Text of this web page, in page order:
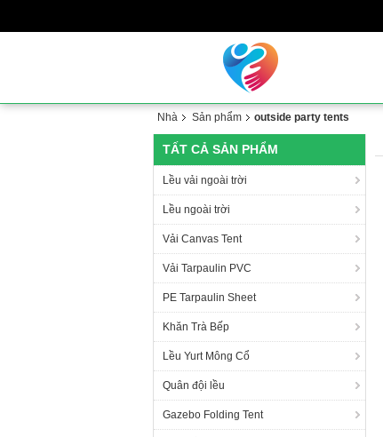
Nhà Sản phẩm outside party tents
TẤT CẢ SẢN PHẨM
Lều vải ngoài trời
Lều ngoài trời
Vải Canvas Tent
Vải Tarpaulin PVC
PE Tarpaulin Sheet
Khăn Trà Bếp
Lều Yurt Mông Cổ
Quân đội lều
Gazebo Folding Tent